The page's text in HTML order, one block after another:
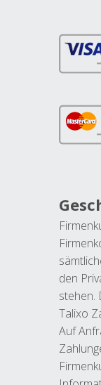
den
stehen.
Talixo
Auf